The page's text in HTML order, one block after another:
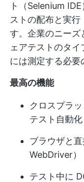
ト（Selenium
ストの配布と実
す。企業のニーズ
ェアテストのタ
には測定する必要
最高の機能
クロスプラ
テスト自動化
ブラウザと
WebDriver）
テスト中に